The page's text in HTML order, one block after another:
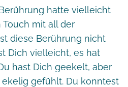
hatte vielleicht
mit all der
diese Berührung nicht
Dich vielleicht, es hat
hast Dich geekelt, aber
gefühlt. Du konntest